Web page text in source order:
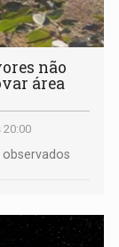
não
área
20:00